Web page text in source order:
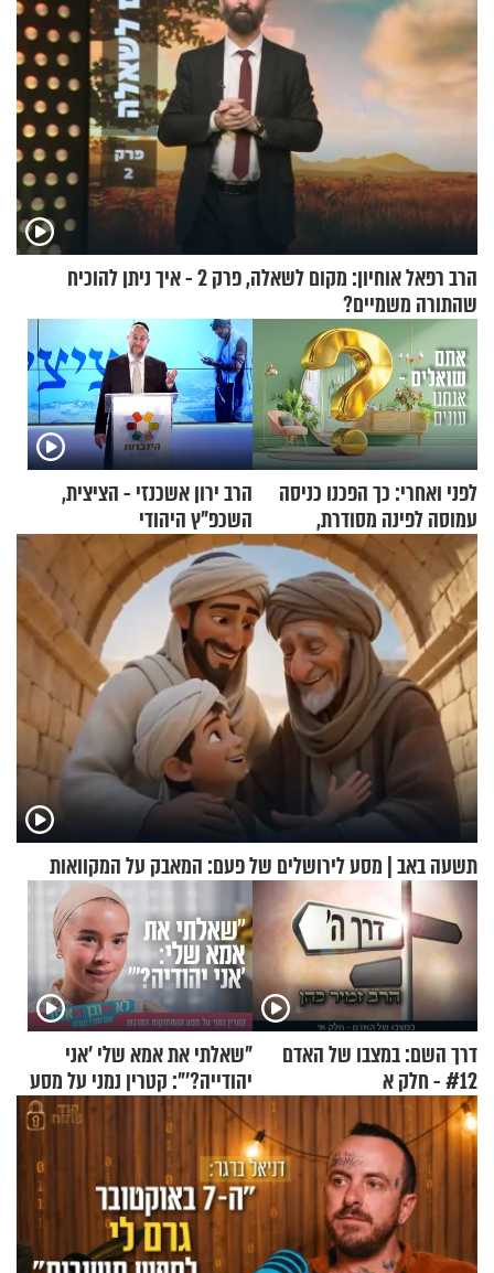
הרב רפאל אוחיון: מקום לשאלה, פרק 2 - איך ניתן להוכיח
שהתורה משמיים?
לפני ואחרי: כך הפכנו כניסה
עמוסה לפינה מסודרת,
שימושית ומזמינה
הרב ירון אשכנזי - הציצית,
השכפ"ץ היהודי
תשעה באב | מסע לירושלים של פעם: המאבק על המקוואות
דרך השם: במצבו של האדם
#12 - חלק א
"שאלתי את אמא שלי 'אני
יהודייה?'": קטרין נמני על מסע
ההתחזקות המרגש